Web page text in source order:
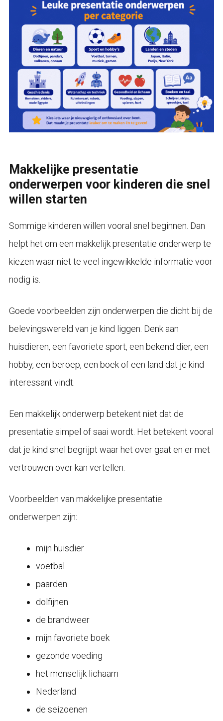
Makkelijke presentatie
onderwerpen voor kinderen die snel
willen starten
Sommige kinderen willen vooral snel beginnen. Dan
helpt het om een makkelijk presentatie onderwerp te
kiezen waar niet te veel ingewikkelde informatie voor
nodig is.
Goede voorbeelden zijn onderwerpen die dicht bij de
belevingswereld van je kind liggen. Denk aan
huisdieren, een favoriete sport, een bekend dier, een
hobby, een beroep, een boek of een land dat je kind
interessant vindt.
Een makkelijk onderwerp betekent niet dat de
presentatie simpel of saai wordt. Het betekent vooral
dat je kind snel begrijpt waar het over gaat en er met
vertrouwen over kan vertellen.
Voorbeelden van makkelijke presentatie
onderwerpen zijn:
mijn huisdier
voetbal
paarden
dolfijnen
de brandweer
mijn favoriete boek
gezonde voeding
het menselijk lichaam
Nederland
de seizoenen